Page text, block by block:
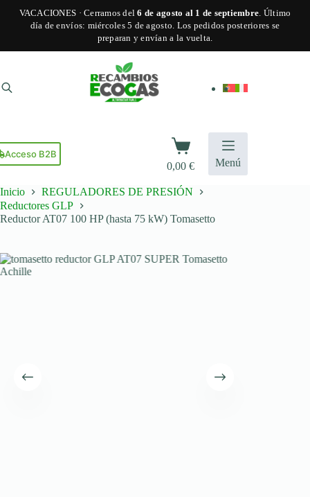
VACACIONES · Cerramos del6 de agosto al 1 de septiembre. Último
día de envíos: miércoles 5 de agosto. Los pedidos posteriores se
preparan y envían a la vuelta.
contenido
Acceso B2B
Carro
de
compra
0,00€ Menú
Inicio
REGULADORES DE PRESIÓN
Reductores GLP
Reductor AT07 100 HP (hasta 75 kW) Tomasetto